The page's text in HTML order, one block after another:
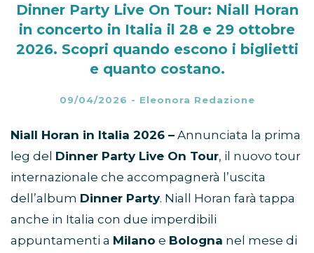
Dinner Party Live On Tour: Niall Horan
in concerto in Italia il 28 e 29 ottobre
2026. Scopri quando escono i biglietti
e quanto costano.
09/04/2026 - Eleonora Redazione
Niall Horan in Italia 2026 – Annunciata la prima
leg del Dinner Party Live On Tour, il nuovo tour
internazionale che accompagnerà l’uscita
dell’album Dinner Party. Niall Horan farà tappa
anche in Italia con due imperdibili
appuntamenti a Milano e Bologna nel mese di